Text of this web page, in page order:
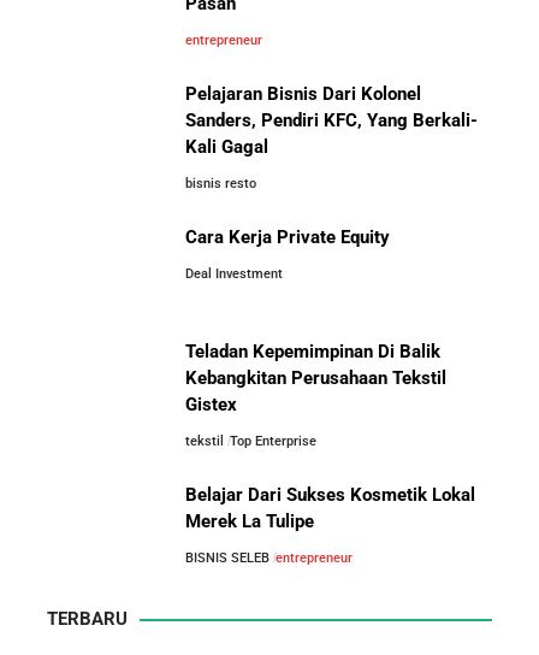
Menaklukkan Eropa
Perusahaan Indonesia Skala
Besar
Perbandingan Gaji Tahunan:
Jepang, Malaysia, dan Arab Saudi
5 Pengusaha Pribumi Tersukses Dalam Bisnis
Lima Salesman Dunia yang Menjadi Miliarder Sukses
Kisah Sukses Metrodata Electronics: Raja Bisnis TI
Kisah Wardah Group: Dari Usaha Rumahan Jadi
Asal-Usul Kekayaan Erick Thohir dan Boy Thohir
Kisah Sukses Todd Boehly: Cucu Pekerja Pabrik yang
Energi Indonesia yang Mendirikan Medco Group
entrepreneur
Pelajaran Bisnis Dari Kolonel
Sanders, Pendiri KFC, Yang Berkali-
Kali Gagal
bisnis resto
Cara Kerja Private Equity
Deal Investment
Teladan Kepemimpinan Di Balik
Kebangkitan Perusahaan Tekstil
Gistex
tekstil Top Enterprise
Belajar Dari Sukses Kosmetik Lokal
Merek La Tulipe
BISNIS SELEB entrepreneur
TERBARU